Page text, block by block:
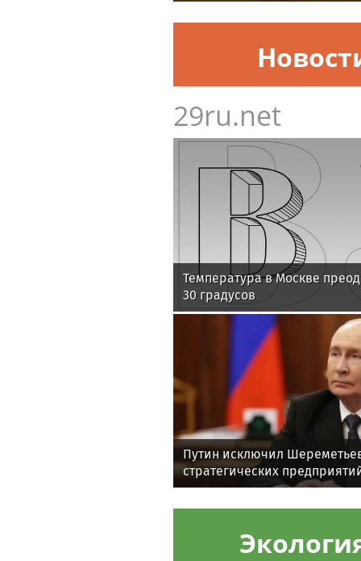
29ru.net
Температура в Москве
30 градусов
Путин исключил
стратегических